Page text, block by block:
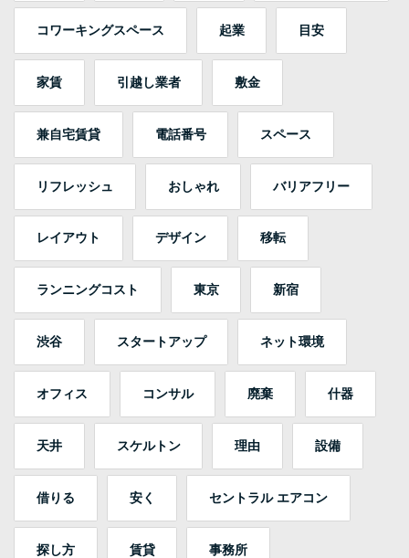
コワーキングスペース 起業 目安
家賃 引越し業者 敷金
兼自宅賃貸 電話番号 スペース
リフレッシュ おしゃれ バリアフリー
レイアウト デザイン 移転
ランニングコスト 東京 新宿
渋谷 スタートアップ ネット環境
オフィス コンサル 廃棄 什器
天井 スケルトン 理由 設備
借りる 安く セントラル エアコン
探し方 賃貸 事務所